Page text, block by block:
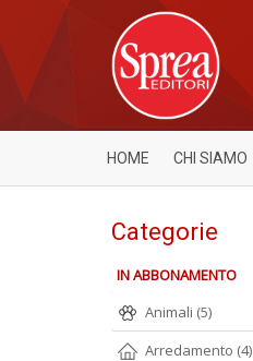
HOME CHI SIAMO
Categorie
IN ABBONAMENTO
Animali (5)
Arredamento (4)